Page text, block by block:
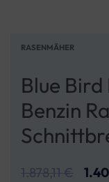
RASENMÄHER
Blue Bird
Benzin
1.878,11€